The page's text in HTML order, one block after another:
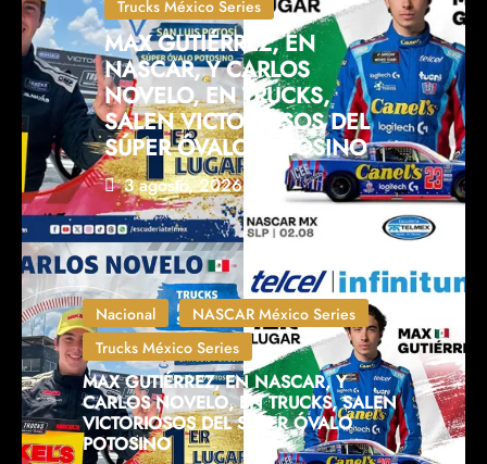
Trucks México Series
MAX GUTIÉRREZ, EN
NASCAR, Y CARLOS
NOVELO, EN TRUCKS,
SALEN VICTORIOSOS DEL
SÚPER ÓVALO POTOSINO
3 agosto, 2026
Nacional
NASCAR México Series
Trucks México Series
MAX GUTIÉRREZ, EN NASCAR, Y
CARLOS NOVELO, EN TRUCKS, SALEN
VICTORIOSOS DEL SÚPER ÓVALO
POTOSINO